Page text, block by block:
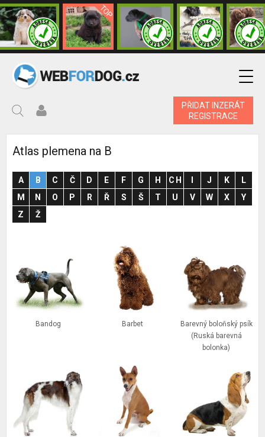
PŘIDAT INZERÁT
REGISTRACE
Atlas plemena na B
A B C Č D E F G H CH I J K
L
M
N O P R Ř S Š T U V W X
Y
Z
Ž
Bandog Barbet
Barevný boloňský psík
(Ruská barevná
bolonka)